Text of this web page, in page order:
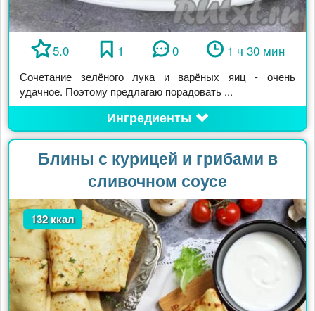
5.0 1 0 1 ч 30 мин
Сочетание зелёного лука и варёных яиц - очень
удачное. Поэтому предлагаю порадовать ...
Ингредиенты
Блины с курицей и грибами в
сливочном соусе
132 ккал